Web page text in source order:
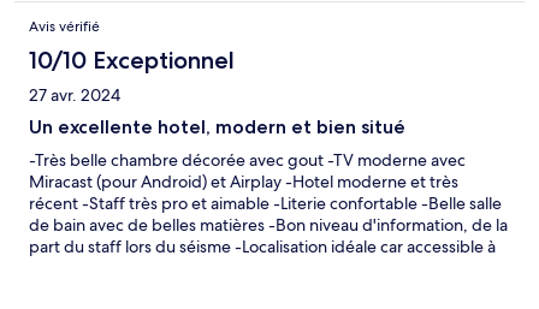
Avis vérifié
10/10 Exceptionnel
27 avr. 2024
Un excellente hotel, modern et bien situé
-Très belle chambre décorée avec gout -TV moderne avec
Miracast (pour Android) et Airplay -Hotel moderne et très
récent -Staff très pro et aimable -Literie confortable -Belle salle
de bain avec de belles matières -Bon niveau d'information, de la
part du staff lors du séisme -Localisation idéale car accessible à